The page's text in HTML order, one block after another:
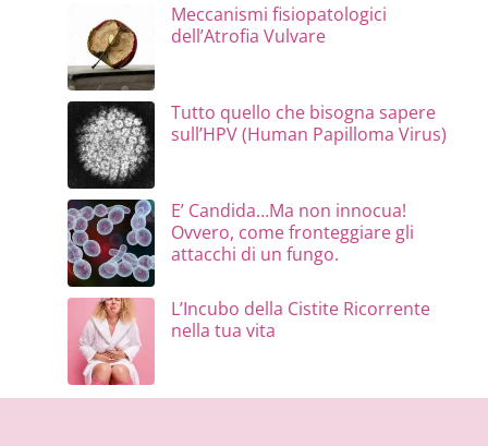
Meccanismi fisiopatologici
dell’Atrofia Vulvare
Tutto quello che bisogna sapere
sull’HPV (Human Papilloma Virus)
E’ Candida…Ma non innocua!
Ovvero, come fronteggiare gli
attacchi di un fungo.
L’Incubo della Cistite Ricorrente
nella tua vita